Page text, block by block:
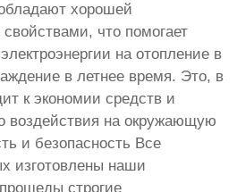
хорошей
что помогает
на отопление в
в летнее время. Это, в
к экономии средств и
воздействия на окружающую
и безопасность Все
изготовлены наши
строгие